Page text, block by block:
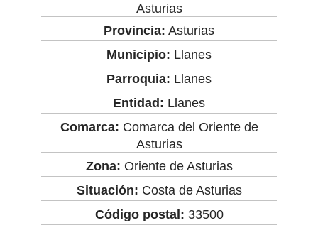
Asturias
Provincia: Asturias
Municipio: Llanes
Parroquia: Llanes
Entidad: Llanes
Comarca: Comarca del Oriente de
Asturias
Zona: Oriente de Asturias
Situación: Costa de Asturias
Código postal: 33500